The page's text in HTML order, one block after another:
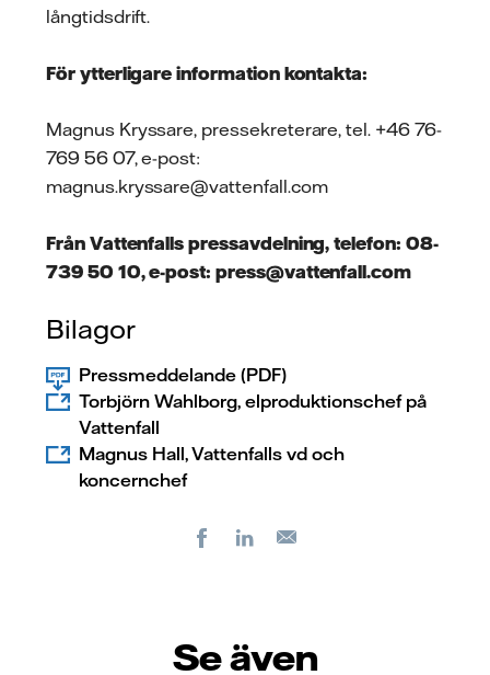
långtidsdrift.
För ytterligare information kontakta:
Magnus Kryssare, pressekreterare, tel. +46 76-
769 56 07, e-post:
magnus.kryssare@vattenfall.com
Från Vattenfalls pressavdelning, telefon: 08-
739 50 10, e-post: press@vattenfall.com
Bilagor
Pressmeddelande (PDF)
Torbjörn Wahlborg, elproduktionschef på
Vattenfall
Magnus Hall, Vattenfalls vd och
koncernchef
FacebookLinkedIn
Se även